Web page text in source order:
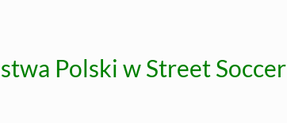
Polski w Street Soccer